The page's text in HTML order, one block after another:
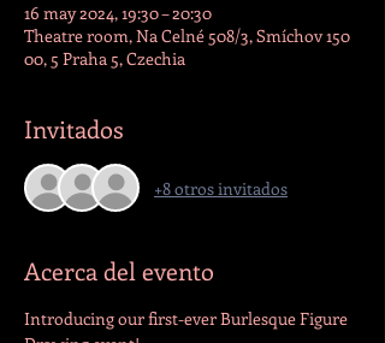
16 may 2024, 19:30 – 20:30
Theatre room, Na Celné 508/3, Smíchov 150
00, 5 Praha 5, Czechia
Invitados
+8 otros invitados
Acerca del evento
Introducing our first-ever Burlesque Figure